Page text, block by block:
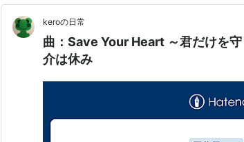
keroの日常 「大好き！ア
曲：Save Your Heart ～君だ
介は休み